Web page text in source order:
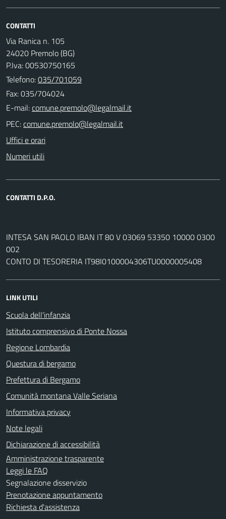
CONTATTI
Via Ranica n. 105
24020 Premolo (BG)
P.Iva: 00530750165
Telefono:035/701059
Fax: 035/704024
E-mail:
PEC:
Uffici e orari
Numeri utili
CONTATTI D.P.O.
INTESA SAN PAOLO IBAN IT 80 V 03069 53350 10000 0300
002
CONTO DI TESORERIA IT98I0100004306TU0000005408
LINK UTILI
Scuola dell'infanzia
Istituto comprensivo di Ponte Nossa
Regione Lombardia
Questura di bergamo
Prefettura di Bergamo
Comunità montana Valle Seriana
Informativa privacy
Note legali
Dichiarazione di accessibilità
Amministrazione trasparente
Leggi le FAQ
Segnalazione disservizio
Prenotazione appuntamento
Richiesta d'assistenza